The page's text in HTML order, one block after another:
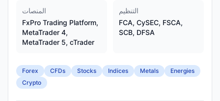
المنصات
FxPro Trading Platform,
MetaTrader 4,
MetaTrader 5, cTrader
التنظيم
FCA, CySEC, FSCA,
SCB, DFSA
Forex CFDs Stocks Indices Metals
Energies
Crypto